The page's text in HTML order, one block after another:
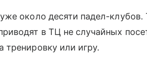
около десяти падел-клубов.
в ТЦ не случайных
или игру.